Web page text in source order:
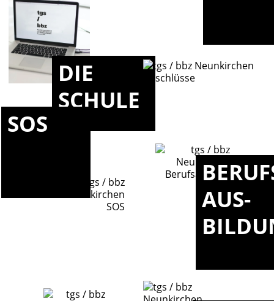
DIE
SCHULE
SOS
AUS-